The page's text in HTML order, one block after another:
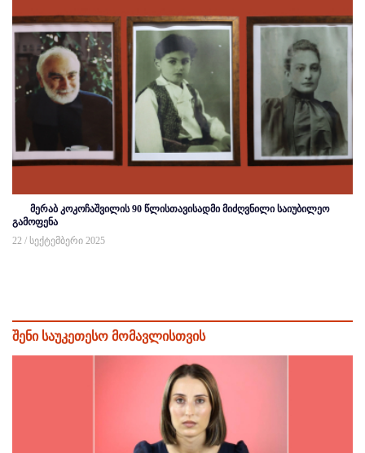
მერაბ კოკოჩაშვილის 90 წლისთავისადმი მიძღვნილი საიუბილეო
გამოფენა
22 / სექტემბერი 2025
შენი საუკეთესო მომავლისთვის